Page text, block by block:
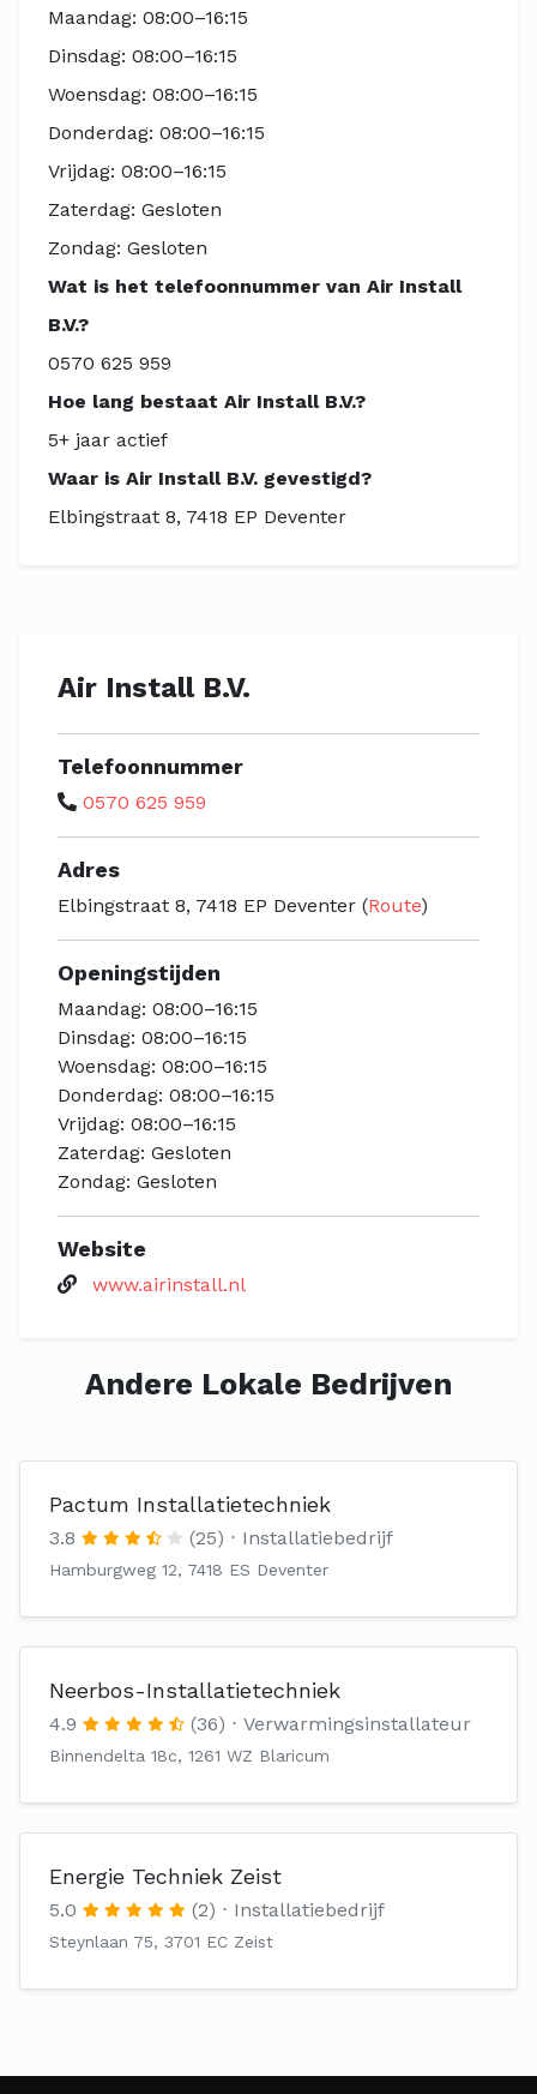
Maandag: 08:00–16:15
Dinsdag: 08:00–16:15
Woensdag: 08:00–16:15
Donderdag: 08:00–16:15
Vrijdag: 08:00–16:15
Zaterdag: Gesloten
Zondag: Gesloten
Wat is het telefoonnummer van Air Install
B.V.?
0570 625 959
Hoe lang bestaat Air Install B.V.?
5+ jaar actief
Waar is Air Install B.V. gevestigd?
Elbingstraat 8, 7418 EP Deventer
Air Install B.V.
Telefoonnummer
0570 625 959
Adres
Elbingstraat 8, 7418 EP Deventer (Route)
Openingstijden
Maandag: 08:00–16:15
Dinsdag: 08:00–16:15
Woensdag: 08:00–16:15
Donderdag: 08:00–16:15
Vrijdag: 08:00–16:15
Zaterdag: Gesloten
Zondag: Gesloten
Website
www.airinstall.nl
Andere Lokale Bedrijven
Pactum Installatietechniek
3.8 (25) Installatiebedrijf
Hamburgweg 12, 7418 ES Deventer
Neerbos-Installatietechniek
4.9 (36) Verwarmingsinstallateur
Binnendelta 18c, 1261 WZ Blaricum
Energie Techniek Zeist
5.0 (2) Installatiebedrijf
Steynlaan 75, 3701 EC Zeist